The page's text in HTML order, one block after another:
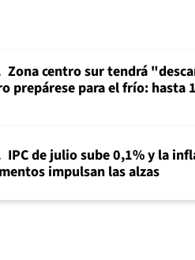
Zona centro sur tendrá
prepárese para el frío: hasta
IPC de julio sube 0,1% y la
impulsan las alzas